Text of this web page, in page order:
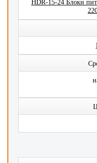
HDR-15-24 Блоки